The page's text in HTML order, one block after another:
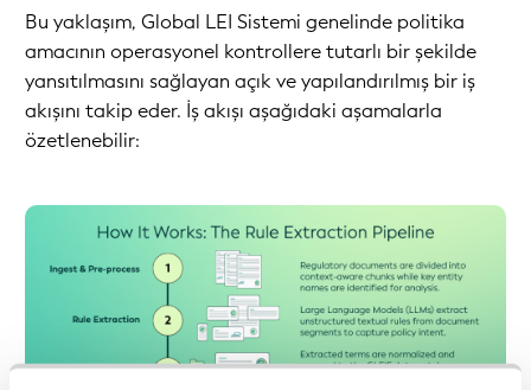
Bu yaklaşım, Global LEI Sistemi genelinde politika
amacının operasyonel kontrollere tutarlı bir şekilde
yansıtılmasını sağlayan açık ve yapılandırılmış bir iş
akışını takip eder. İş akışı aşağıdaki aşamalarla
özetlenebilir: